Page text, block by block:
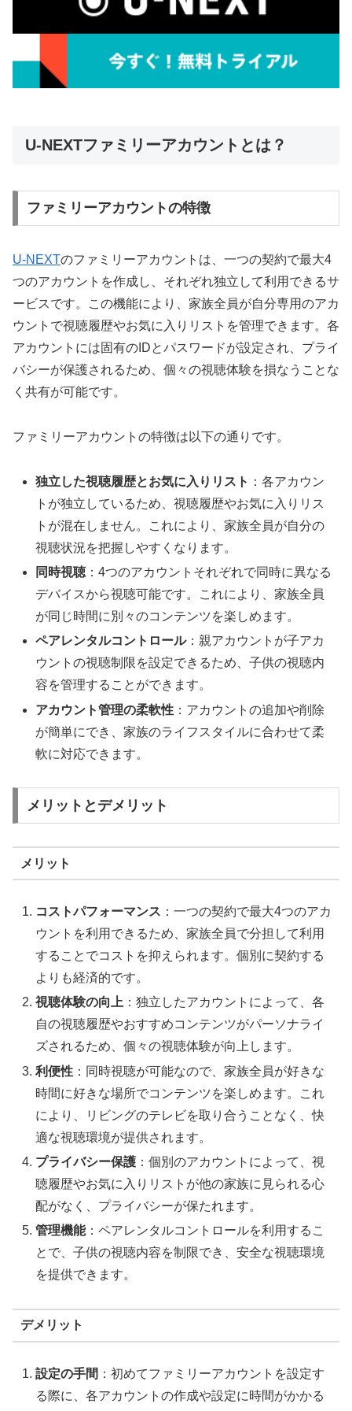
U-NEXTファミリーアカウントとは？
ファミリーアカウントの特徴
U-NEXTのファミリーアカウントは、一つの契約で最大4
つのアカウントを作成し、それぞれ独立して利用できるサ
ービスです。この機能により、家族全員が自分専用のアカ
ウントで視聴履歴やお気に入りリストを管理できます。各
アカウントには固有のIDとパスワードが設定され、プライ
バシーが保護されるため、個々の視聴体験を損なうことな
く共有が可能です。
ファミリーアカウントの特徴は以下の通りです。
独立した視聴履歴とお気に入りリスト ：各アカウン
トが独立しているため、視聴履歴やお気に入りリス
トが混在しません。これにより、家族全員が自分の
視聴状況を把握しやすくなります。
同時視聴：4つのアカウントそれぞれで同時に異なる
デバイスから視聴可能です。これにより、家族全員
が同じ時間に別々のコンテンツを楽しめます。
ペアレンタルコントロール：親アカウントが子アカ
ウントの視聴制限を設定できるため、子供の視聴内
容を管理することができます。
アカウント管理の柔軟性 ：アカウントの追加や削除
が簡単にでき、家族のライフスタイルに合わせて柔
軟に対応できます。
メリットとデメリット
メリット
コストパフォーマンス ：一つの契約で最大4つのアカ
ウントを利用できるため、家族全員で分担して利用
することでコストを抑えられます。個別に契約する
よりも経済的です。
視聴体験の向上 ：独立したアカウントによって、各
自の視聴履歴やおすすめコンテンツがパーソナライ
ズされるため、個々の視聴体験が向上します。
利便性 ：同時視聴が可能なので、家族全員が好きな
時間に好きな場所でコンテンツを楽しめます。これ
により、リビングのテレビを取り合うことなく、快
適な視聴環境が提供されます。
プライバシー保護 ：個別のアカウントによって、視
聴履歴やお気に入りリストが他の家族に見られる心
配がなく、プライバシーが保たれます。
管理機能：ペアレンタルコントロールを利用するこ
とで、子供の視聴内容を制限でき、安全な視聴環境
を提供できます。
デメリット
設定の手間 ：初めてファミリーアカウントを設定す
る際に、各アカウントの作成や設定に時間がかかる